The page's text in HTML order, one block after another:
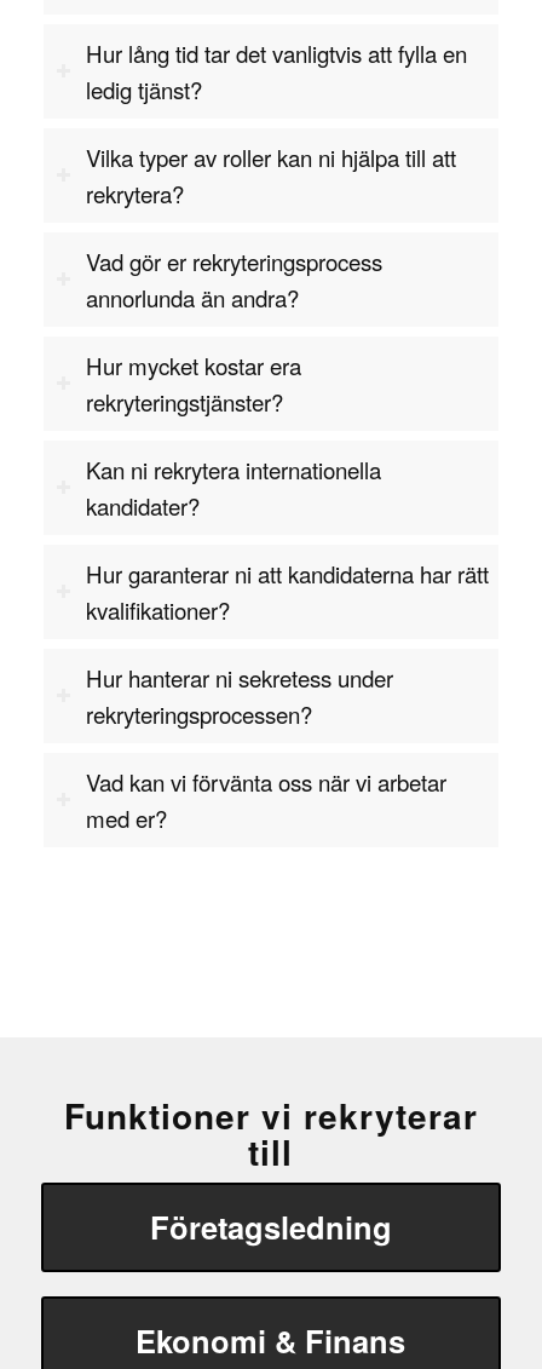
ansvarar för att utveckla och hantera produkter
genom hela deras livscykel, från idéstadiet till
rekrytera rätt produktchefmedrätta
kombinationen
produktutveckling och säkerställa att deras
produkter blir framgångsrika på marknaden.
driva din produktutveckling och säkerställa
långsiktig framgång?Kontakta oss idag
du hittar den bästa kandidaten för ditt företag.
Hur lång tid tar det vanligtvis att fylla en
ledig tjänst?
Vilka typer av roller kan ni hjälpa till att
rekrytera?
Vad gör er rekryteringsprocess
annorlunda än andra?
Hur mycket kostar era
rekryteringstjänster?
Kan ni rekrytera internationella
kandidater?
Hur garanterar ni att kandidaterna har rätt
kvalifikationer?
Hur hanterar ni sekretess under
rekryteringsprocessen?
Vad kan vi förvänta oss när vi arbetar
med er?
Funktioner vi rekryterar
till
Företagsledning
Ekonomi & Finans